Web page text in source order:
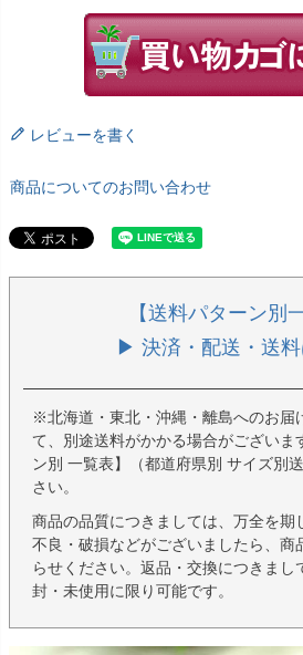
レビューを書く
商品についてのお問い合わせ
【送料パターン別
▶ 決済・配送・送料
※北海道・東北・沖縄・離島へのお届
て、別途送料がかかる場合がございま
ン別 一覧表】（都道府県別 サイズ別
さい。
商品の品質につきましては、万全を期
不良・破損などがございましたら、商
らせください。返品・交換につきまし
封・未使用に限り可能です。